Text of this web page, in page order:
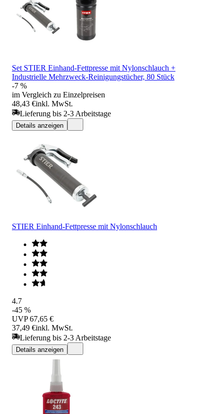
Set STIER Einhand-Fettpresse mit Nylonschlauch +
Industrielle Mehrzweck-Reinigungstücher, 80 Stück
-7 %
im Vergleich zu Einzelpreisen
48,43 €inkl. MwSt.
Lieferung bis 2-3 Arbeitstage
Details anzeigen
STIER Einhand-Fettpresse mit Nylonschlauch
4.7
-45 %
UVP 67,65 €
37,49 €inkl. MwSt.
Lieferung bis 2-3 Arbeitstage
Details anzeigen